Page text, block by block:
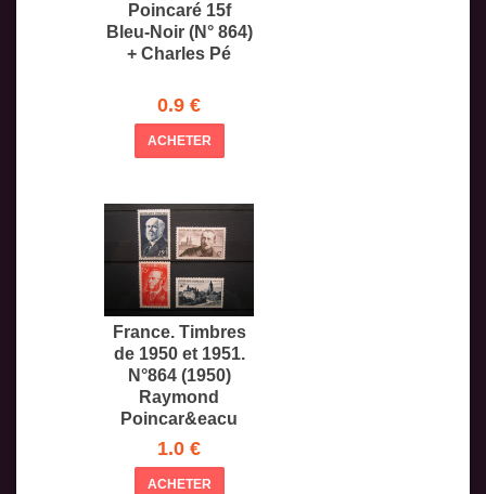
Poincaré 15f
Bleu-Noir (N° 864)
+ Charles Pé
0.9 €
ACHETER
France. Timbres
de 1950 et 1951.
N°864 (1950)
Raymond
Poincar&eacu
1.0 €
ACHETER